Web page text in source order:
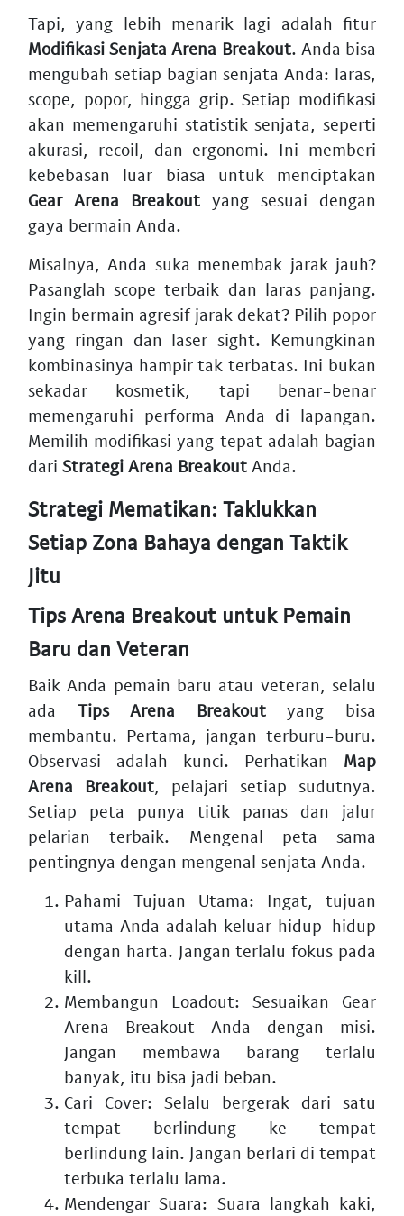
Tapi, yang lebih menarik lagi adalah fitur
Modifikasi Senjata Arena Breakout. Anda bisa
mengubah setiap bagian senjata Anda: laras,
scope, popor, hingga grip. Setiap modifikasi
akan memengaruhi statistik senjata, seperti
akurasi, recoil, dan ergonomi. Ini memberi
kebebasan luar biasa untuk menciptakan
Gear Arena Breakout yang sesuai dengan
gaya bermain Anda.
Misalnya, Anda suka menembak jarak jauh?
Pasanglah scope terbaik dan laras panjang.
Ingin bermain agresif jarak dekat? Pilih popor
yang ringan dan laser sight. Kemungkinan
kombinasinya hampir tak terbatas. Ini bukan
sekadar kosmetik, tapi benar-benar
memengaruhi performa Anda di lapangan.
Memilih modifikasi yang tepat adalah bagian
dari Strategi Arena Breakout Anda.
Strategi Mematikan: Taklukkan
Setiap Zona Bahaya dengan Taktik
Jitu
Tips Arena Breakout untuk Pemain
Baru dan Veteran
Baik Anda pemain baru atau veteran, selalu
ada Tips Arena Breakoutyang bisa
membantu. Pertama, jangan terburu-buru.
Observasi adalah kunci. Perhatikan Map
Arena Breakout, pelajari setiap sudutnya.
Setiap peta punya titik panas dan jalur
pelarian terbaik. Mengenal peta sama
pentingnya dengan mengenal senjata Anda.
Pahami Tujuan Utama: Ingat, tujuan
utama Anda adalah keluar hidup-hidup
dengan harta. Jangan terlalu fokus pada
kill.
Membangun Loadout: Sesuaikan Gear
Arena Breakout Anda dengan misi.
Jangan membawa barang terlalu
banyak, itu bisa jadi beban.
Cari Cover: Selalu bergerak dari satu
tempat berlindung ke tempat
berlindung lain. Jangan berlari di tempat
terbuka terlalu lama.
Mendengar Suara: Suara langkah kaki,